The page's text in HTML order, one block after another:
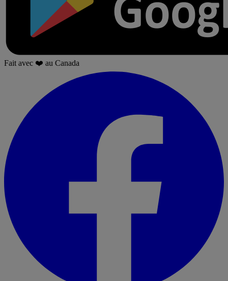
Fait avec ❤️ au Canada